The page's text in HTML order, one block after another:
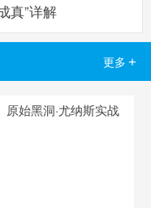
真”详解
更多 +